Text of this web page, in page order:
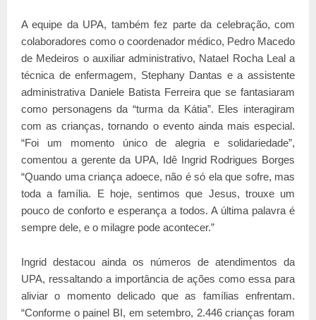
A equipe da UPA, também fez parte da celebração, com
colaboradores como o coordenador médico, Pedro Macedo
de Medeiros o auxiliar administrativo, Natael Rocha Leal a
técnica de enfermagem, Stephany Dantas e a assistente
administrativa Daniele Batista Ferreira que se fantasiaram
como personagens da “turma da Kátia”. Eles interagiram
com as crianças, tornando o evento ainda mais especial.
“Foi um momento único de alegria e solidariedade”,
comentou a gerente da UPA, Idê Ingrid Rodrigues Borges
“Quando uma criança adoece, não é só ela que sofre, mas
toda a família. E hoje, sentimos que Jesus, trouxe um
pouco de conforto e esperança a todos. A última palavra é
sempre dele, e o milagre pode acontecer.”
Ingrid destacou ainda os números de atendimentos da
UPA, ressaltando a importância de ações como essa para
aliviar o momento delicado que as famílias enfrentam.
“Conforme o painel BI, em setembro, 2.446 crianças foram